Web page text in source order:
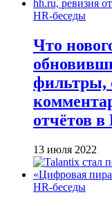
HR-беседы
Что
фильтры,
отчётов в
13 июля 2022
HR-беседы